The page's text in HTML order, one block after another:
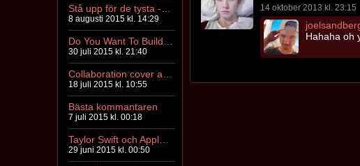
8 augusti 2015 kl. 14:29
30 juli 2015 kl. 21:40
18 juli 2015 kl. 10:55
Bästa kommantaren
7 juli 2015 kl. 00:18
29 juni 2015 kl. 00:50
14 oktober 2013 kl. 23:15
Hahaha oh